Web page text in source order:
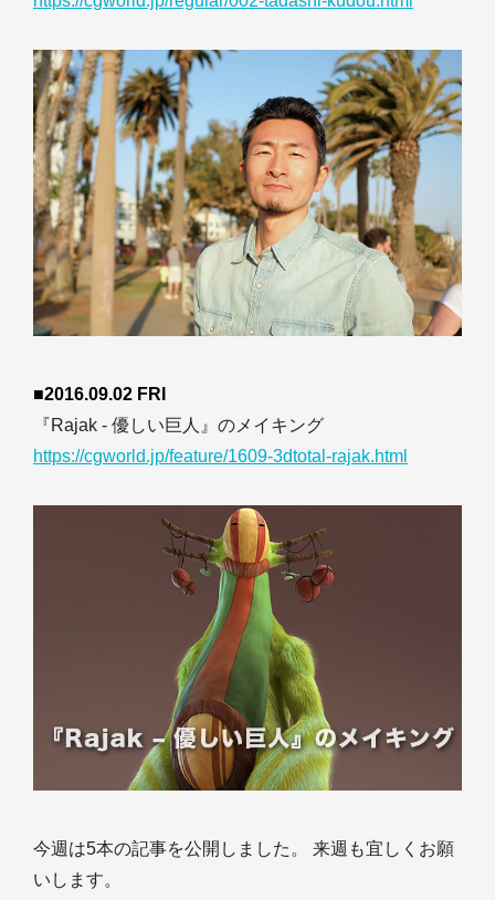
■2016.09.02 FRI
『Rajak - 優しい巨人』のメイキング
https://cgworld.jp/feature/1609-3dtotal-rajak.html
今週は5本の記事を公開しました。 来週も宜しくお願
いします。